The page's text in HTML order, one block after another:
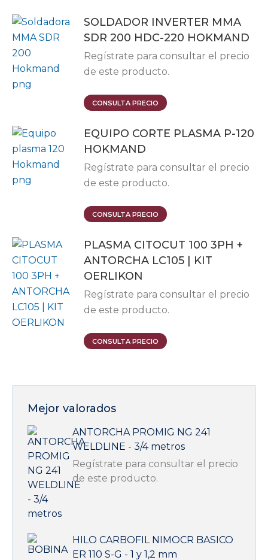
SOLDADOR INVERTER MMA
SDR 200 HDC-220 HOKMAND
Regístrate para consultar el precio
de este producto.
CONSULTA PRECIO
Este
tiene
variantes.
Las
se
elegir
en
página
EQUIPO CORTE PLASMA P-120
HOKMAND
Regístrate para consultar el precio
de este producto.
CONSULTA PRECIO
PLASMA CITOCUT 100 3PH +
ANTORCHA LC105 | KIT
OERLIKON
Regístrate para consultar el precio
de este producto.
CONSULTA PRECIO
Mejor valorados
ANTORCHA PROMIG NG 241
WELDLINE - 3/4 metros
Regístrate para consultar el precio
de este producto.
HILO CARBOFIL NIMOCR BASICO
ER 110 S-G - 1 y 1,2 mm